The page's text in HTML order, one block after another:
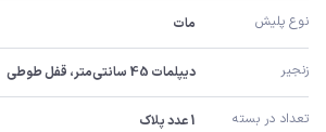
نوع پلیش مات
زنجیر دیپلمات 45 سانتی‌متر، قفل طوطی
تعداد در بسته 1 عدد پلاک